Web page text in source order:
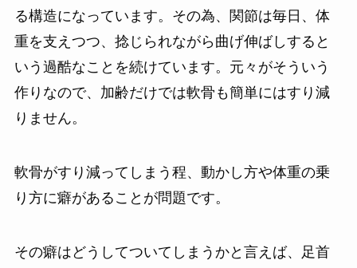
る構造になっています。その為、関節は毎日、体
重を支えつつ、捻じられながら曲げ伸ばしすると
いう過酷なことを続けています。元々がそういう
作りなので、加齢だけでは軟骨も簡単にはすり減
りません。
軟骨がすり減ってしまう程、動かし方や体重の乗
り方に癖があることが問題です。
その癖はどうしてついてしまうかと言えば、足首